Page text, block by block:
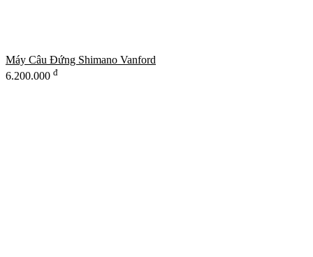
Máy Câu Đứng Shimano Vanford
6.200.000 đ